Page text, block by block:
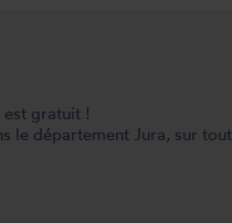
est gratuit !
le département Jura, sur